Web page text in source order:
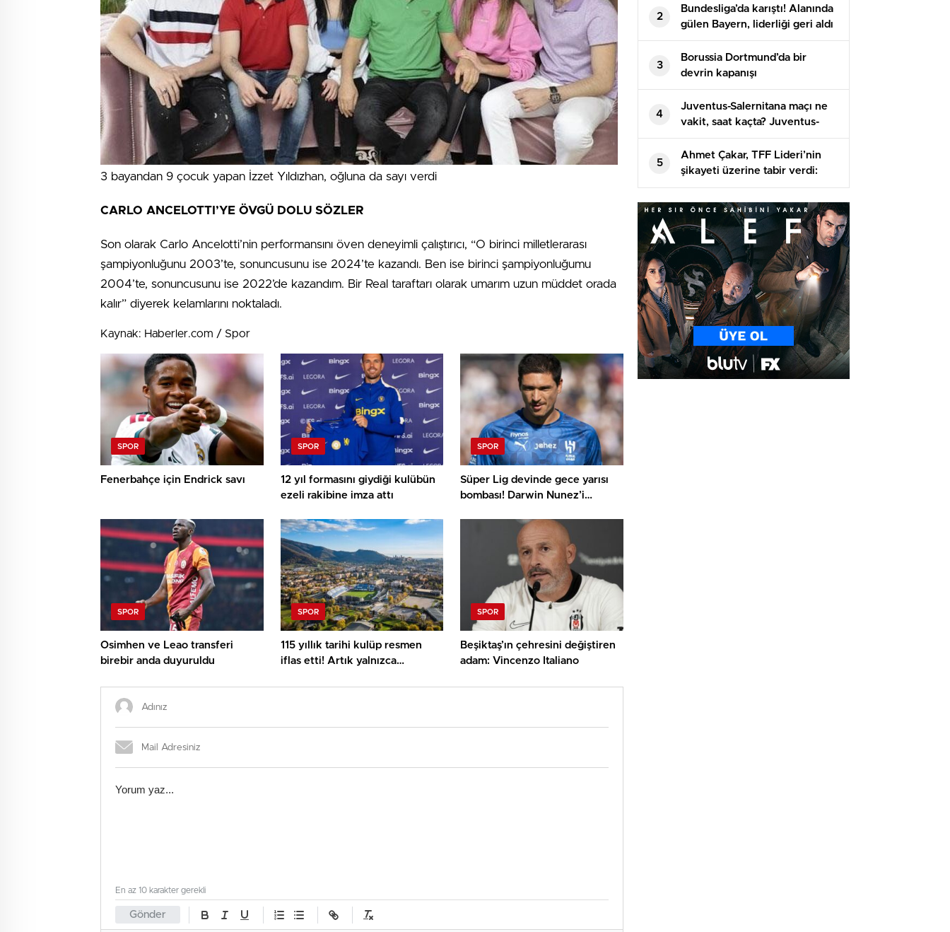
3 bayandan 9 çocuk yapan İzzet Yıldızhan, oğluna da sayı verdi
CARLO ANCELOTTI’YE ÖVGÜ DOLU SÖZLER
Son olarak Carlo Ancelotti’nin performansını öven deneyimli çalıştırıcı, “O birinci milletlerarası
şampiyonluğunu 2003’te, sonuncusunu ise 2024’te kazandı. Ben ise birinci şampiyonluğumu
2004’te, sonuncusunu ise 2022’de kazandım. Bir Real taraftarı olarak umarım uzun müddet orada
kalır” diyerek kelamlarını noktaladı.
Kaynak: Haberler.com / Spor
SPOR
Fenerbahçe için Endrick savı
SPOR
12 yıl formasını giydiği kulübün
ezeli rakibine imza attı
SPOR
Süper Lig devinde gece yarısı
bombası! Darwin Nunez’i
SPOR
Osimhen ve Leao transferi
birebir anda duyuruldu
SPOR
115 yıllık tarihi kulüp resmen
iflas etti! Artık yalnızca
SPOR
Beşiktaş’ın çehresini değiştiren
adam: Vincenzo Italiano
Gönder
En az 10 karakter gerekli
maçı saat kaçta başlayacak,
nerede yayınlanacak?
2
Bundesliga’da karıştı! Alanında
gülen Bayern, liderliği geri aldı
3
Borussia Dortmund’da bir
devrin kapanışı
4
Juventus-Salernitana maçı ne
vakit, saat kaçta? Juventus-
Salernitana hangi kanalda,
şifresiz mi?
5
Ahmet Çakar, TFF Lideri’nin
şikayeti üzerine tabir verdi:
Elimdeki CD Türk futbolunun
namusunu değiştirecek